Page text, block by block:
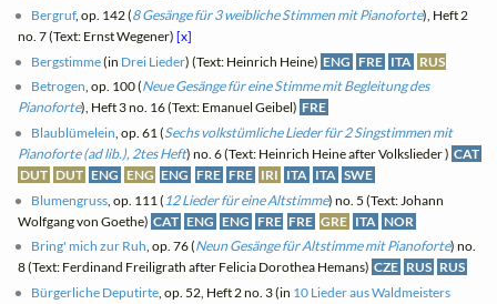
Bergruf, op. 142 (8 Gesänge für 3 weibliche Stimmen mit Pianoforte), Heft 2
no. 7 (Text: Ernst Wegener)[x]
Bergstimme(in Drei Lieder) (Text: Heinrich Heine) ENG FRE ITA RUS
Betrogen, op. 100 (Neue Gesänge für eine Stimme mit Begleitung des
Pianoforte), Heft 3 no. 16 (Text: Emanuel Geibel) FRE
Blaublümelein, op. 61 (Sechs volkstümliche Lieder für 2 Singstimmen mit
Pianoforte (ad lib.), 2tes Heft) no. 6 (Text: Heinrich Heine after Volkslieder ) CAT
DUT DUT ENG ENG ENG FRE FRE IRI ITA ITA SWE
Blumengruss , op. 111 ( 12 Lieder für eine Altstimme) no. 5 (Text: Johann
Wolfgang von Goethe) CAT ENG ENG FRE FRE GRE ITA NOR
Bring' mich zur Ruh, op. 76 (Neun Gesänge für Altstimme mit Pianoforte) no.
8 (Text: Ferdinand Freiligrath after Felicia Dorothea Hemans) CZE RUS RUS
Bürgerliche Deputirte, op. 52, Heft 2 no. 3 (in 10 Lieder aus Waldmeisters